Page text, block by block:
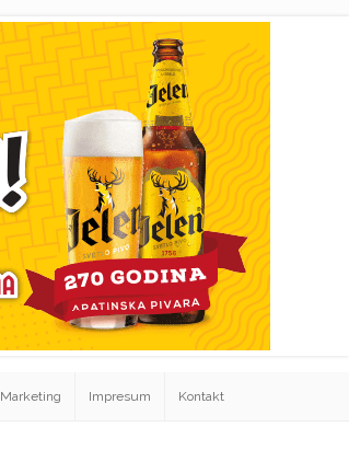
Marketing Impresum Kontakt